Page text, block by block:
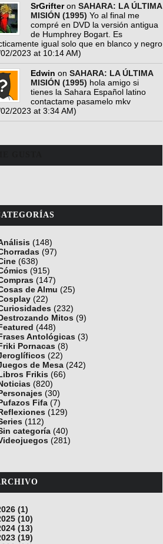
SrGrifteron SAHARA: LA ÚLTIMA
MISIÓN (1995) Yo al final me
compré en DVD la versión antigua
de Humphrey Bogart. Es
igual solo que en blanco y negro
2023 at 10:14 AM)
Edwin on SAHARA: LA ÚLTIMA
MISIÓN (1995) hola amigo si
tienes la Sahara Español latino
contactame pasamelo mkv
2023 at 3:34 AM)
(148)
(97)
(638)
(915)
(147)
de Almu (25)
(22)
(232)
Mitos (9)
(448)
Antológicas (3)
Pornacas (8)
(22)
de Mesa (242)
Frikis (66)
(820)
(30)
Fifa (7)
(129)
(112)
categoría (40)
(281)
(1)
(1)
(10)
(1)
(1)
(13)
(4)
(19)